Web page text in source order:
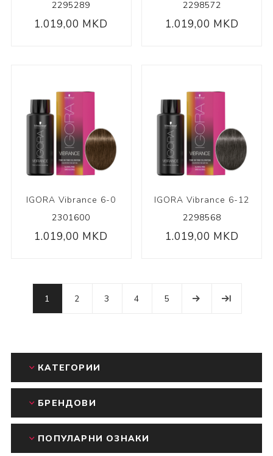
2295289
1.019,00 MKD
2298572
1.019,00 MKD
IGORA Vibrance 6-0
2301600
1.019,00 MKD
IGORA Vibrance 6-12
2298568
1.019,00 MKD
1 2 3 4 5
КАТЕГОРИИ
БРЕНДОВИ
ПОПУЛАРНИ ОЗНАКИ